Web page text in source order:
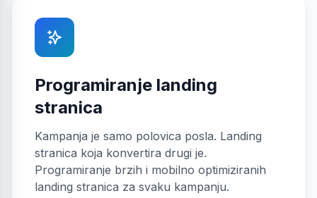
Programiranje landing
stranica
Kampanja je samo polovica posla. Landing
stranica koja konvertira drugi je.
Programiranje brzih i mobilno optimiziranih
landing stranica za svaku kampanju.